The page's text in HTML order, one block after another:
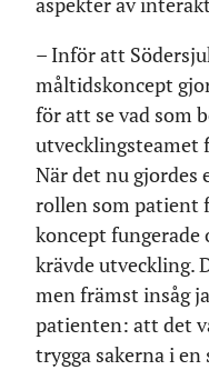
– Inför att
måltidskoncept
för att se vad som
utvecklingsteamet
När det nu gjordes
rollen som patient
koncept fungerade
krävde utveckling.
men främst insåg
patienten: att det
trygga sakerna i